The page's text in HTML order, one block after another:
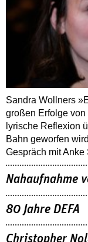
Sandra Wollners
großen Erfolge
lyrische Reflexion
Bahn geworfen
Gespräch mit Anke
Nahaufnahme
80 Jahre DEFA
Christopher